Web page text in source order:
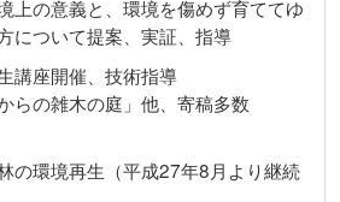
上の意義と、環境を傷めず育ててゆ
について提案、実証、指導
講座開催、技術指導
らの雑木の庭」他、寄稿多数
の環境再生（平成27年8月より継続